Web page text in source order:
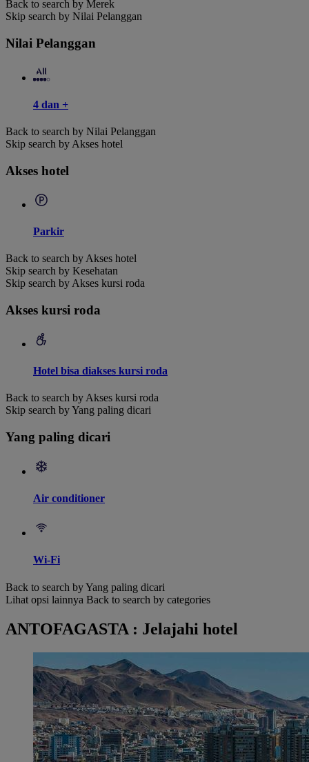
Back to search by Merek
Skip search by Nilai Pelanggan
Nilai Pelanggan
4 dan +
Back to search by Nilai Pelanggan
Skip search by Akses hotel
Akses hotel
Parkir
Back to search by Akses hotel
Skip search by Kesehatan
Skip search by Akses kursi roda
Akses kursi roda
Hotel bisa diakses kursi roda
Back to search by Akses kursi roda
Skip search by Yang paling dicari
Yang paling dicari
Air conditioner
Wi-Fi
Back to search by Yang paling dicari
Lihat opsi lainnya Back to search by categories
ANTOFAGASTA : Jelajahi hotel